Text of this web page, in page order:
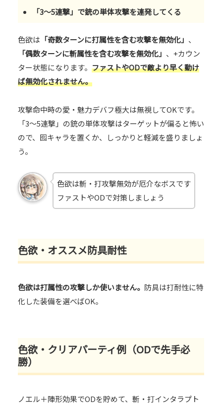
「3～5連撃」で銃の単体攻撃を連発してくる
色欲は 「奇数ターンに打属性を含む攻撃を無効化」 、
「偶数ターンに斬属性を含む攻撃を無効化」 、+カウン
ター状態になります。 ファストやODで敵より早く動け
ば無効化されません。
攻撃命中時の愛・魅力デバフ極大は無視してOKです。
「3～5連撃」の銃の単体攻撃はターゲットが偏ると怖い
ので、囮キャラを置くか、しっかりと軽減を盛りましょ
う。
色欲は斬・打攻撃無効が厄介なボスです
ファストやODで対策しましょう
色欲・オススメ防具耐性
色欲は打属性の攻撃しか使いません。 防具は打耐性に特
化した装備を選べばOK。
色欲・クリアパーティ例（ODで先手必
勝）
ノエル＋陣形効果でODを貯めて、斬・打インタラプト